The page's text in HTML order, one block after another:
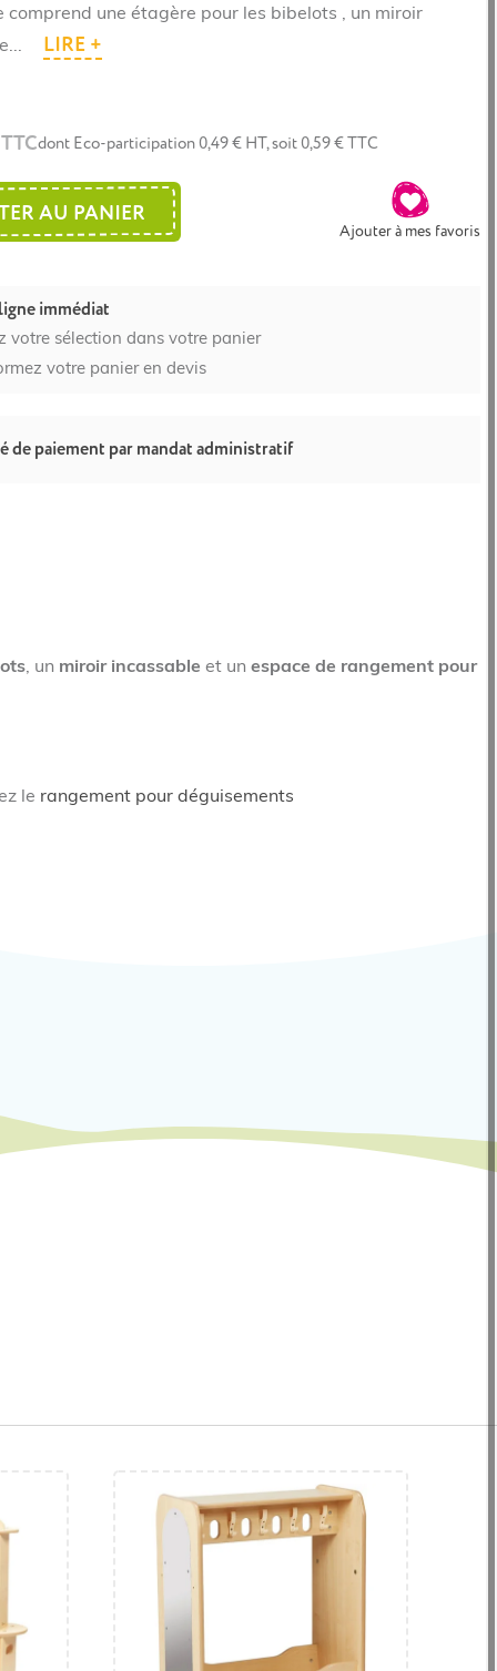
comprend une étagère pour les bibelots , un miroir
LIRE +
dont Eco-participation 0,49 € HT, soit 0,59 € TTC
AU PANIER
Ajouter à mes favoris
immédiat
votre sélection dans votre panier
votre panier en devis
de paiement par mandat administratif
, un miroir incassable et un espace de rangement pour
le rangement pour déguisements